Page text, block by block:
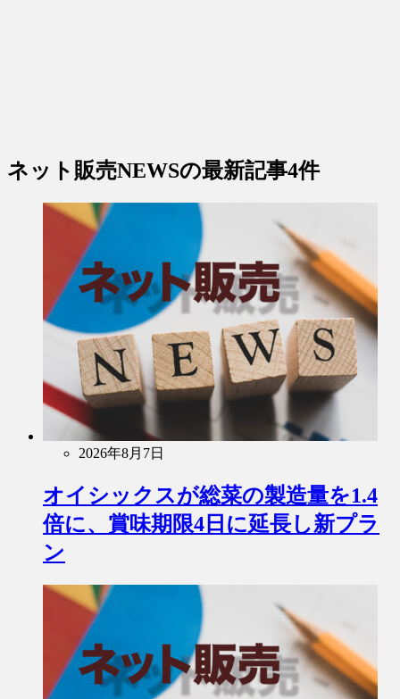
ネット販売NEWSの最新記事4件
2026年8月7日
オイシックスが総菜の製造量を1.4
倍に、賞味期限4日に延長し新プラ
ン